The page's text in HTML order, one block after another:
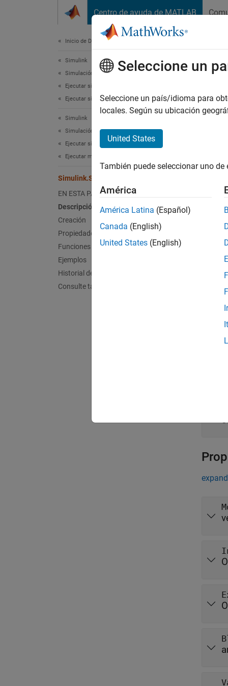
Centro de ayuda de MATLAB
Inicio de Documentación
Simulink
Simulación
Ejecutar simulaciones
Ejecutar simulaciones individuales
Simulink
Simulación
Ejecutar simulaciones
Ejecutar múltiples simulaciones
Simulink.SimulationInput
EN ESTA PÁGINA
Descripción
Creación
Propiedades
Funciones del objeto
Ejemplos
Historial de versiones
Consulte también
Crear
Estos
de
simIn
del
Seleccione un
Seleccione un país/idioma para
locales. Según su ubicación
United States
También puede seleccionar uno
América
América Latina (Español)
Canada (English)
United States (English)